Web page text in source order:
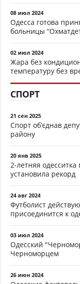
08 июл 2024
Одесса готова
больницы
02 июл 2024
Жара без
температуру без
СПОРТ
21 сен 2025
Спорт об’єднав
району
20 янв 2025
2-летняя
установила рекорд
24 авг 2024
Футболист
присоединится к
03 июл 2024
Одесский
Черноморцем
26 июн 2024